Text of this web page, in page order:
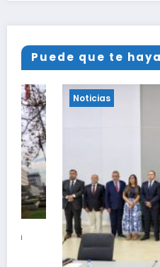
Puede que te
Noticias